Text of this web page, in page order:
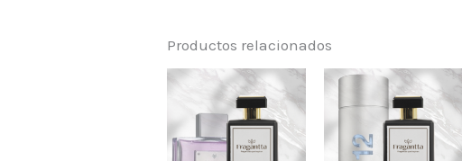
Productos relacionados
Price
$ 25,000
$ 55,000
$
$